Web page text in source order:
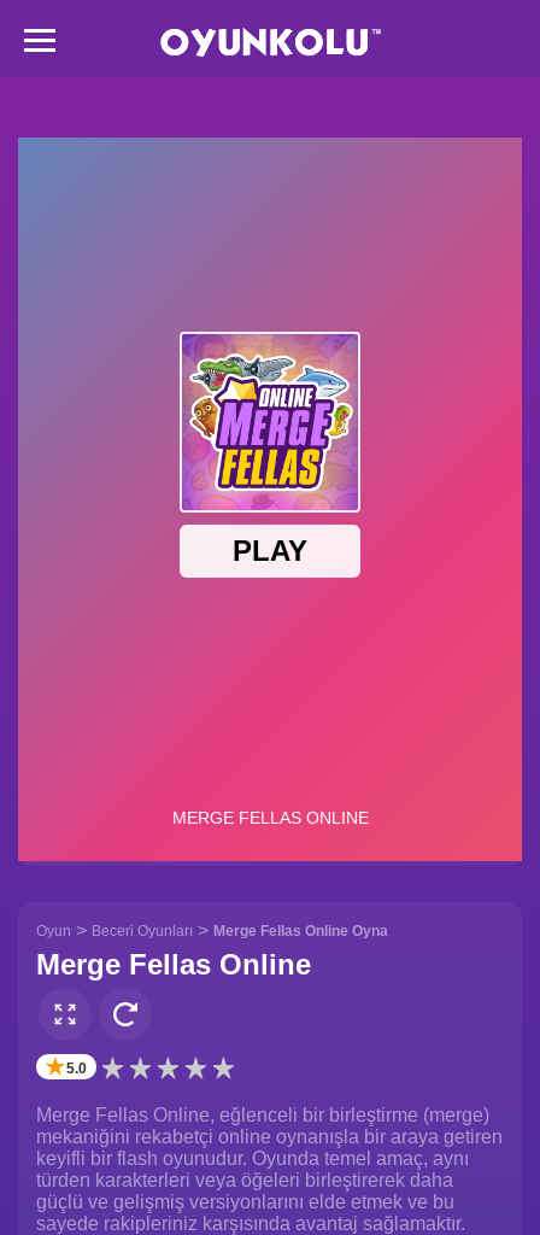
Oyun > Beceri Oyunları > Merge Fellas Online Oyna
Merge Fellas Online
✭5.0
Merge Fellas Online, eğlenceli bir birleştirme (merge)
mekaniğini rekabetçi online oynanışla bir araya getiren
keyifli bir flash oyunudur. Oyunda temel amaç, aynı
türden karakterleri veya öğeleri birleştirerek daha
güçlü ve gelişmiş versiyonlarını elde etmek ve bu
sayede rakipleriniz karşısında avantaj sağlamaktır.